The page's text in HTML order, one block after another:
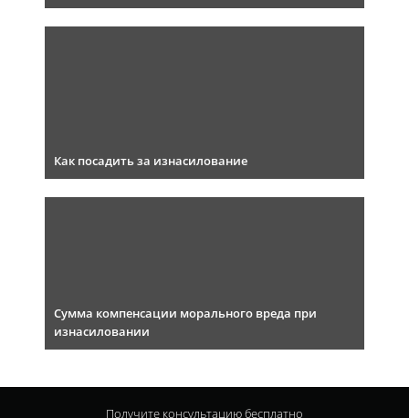
Как посадить за изнасилование
Сумма компенсации морального вреда при
изнасиловании
Получите консультациюбесплатно